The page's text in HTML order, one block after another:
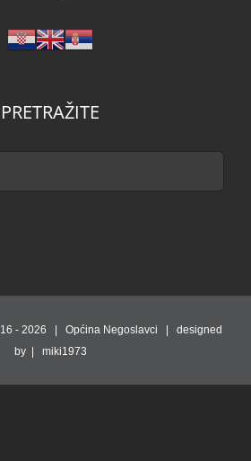
PRETRAŽITE
- 2026 | Općina Negoslavci | designed
by | miki1973